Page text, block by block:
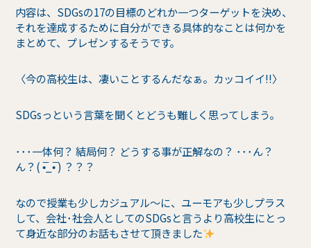
内容は、SDGsの17の目標のどれか一つターゲットを決め、
それを達成するために自分ができる具体的なことは何かを
まとめて、プレゼンするそうです。
〈今の高校生は、凄いことするんだなぁ。カッコイイ!!〉
SDGsっという言葉を聞くとどうも難しく思ってしまう。
･･･一体何？ 結局何？ どうする事が正解なの？ ･･･ん？
ん？( •̅_•̅ ) ？？？
なので授業も少しカジュアル～に、ユーモアも少しプラス
して、会社･社会人としてのSDGsと言うより高校生にとっ
て身近な部分のお話もさせて頂きました